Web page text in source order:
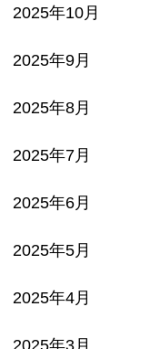
2025年10月
2025年9月
2025年8月
2025年7月
2025年6月
2025年5月
2025年4月